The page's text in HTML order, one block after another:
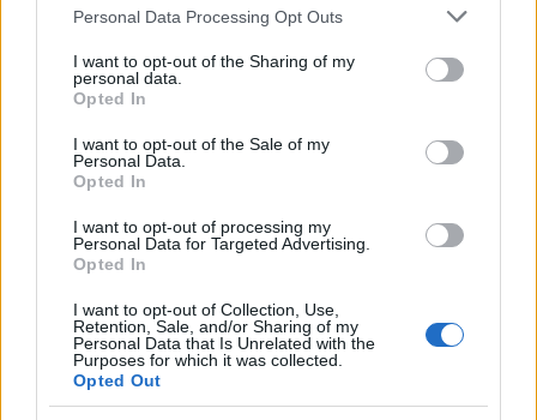
Please note that this website/app uses one or more Google
not limited to your visit or usage behaviour. You may click to
grant or deny consent to Google and its third-party tags to
use your data for below specified purposes in below Google
consent section.
Personal Data Processing Opt Outs
I want to opt-out of the Sharing of my
personal data.
Opted In
I want to opt-out of the Sale of my
Personal Data.
Opted In
I want to opt-out of processing my
Personal Data for Targeted Advertising.
Opted In
I want to opt-out of Collection, Use,
Retention, Sale, and/or Sharing of my
Personal Data that Is Unrelated with the
Purposes for which it was collected.
Opted Out
εκτίμηση, αλλά πρόκειται για περιοχές με πολύ
μικρό αριθμό κατοίκων, ακόμα και για ερειπωμένα
Στην Αττική οι περιοχές όπου θα επεκταθεί το
σύστημα των αντικειμενικών τιμών ζώνης είναι
από τη Βάρκιζα έως τα Λεγραινά, Αγία Μαρίνα,
Χάρακας, Δασκαλειό, περιοχές από το Πόρτο
υπόλοιπη Ελλάδα αναμένεται να αποκτήσουν για
πρώτη φορά αντικειμενικές αξίες περιοχές στην
Αχαΐα (Διακοπτό, Αιγείρα, Πλάτανος, Σελιανίτικα,